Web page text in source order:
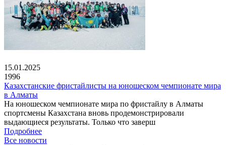
15.01.2025
1996
Казахстанские фристайлисты на юношеском чемпионате мира
в Алматы
На юношеском чемпионате мира по фристайлу в Алматы
спортсмены Казахстана вновь продемонстрировали
выдающиеся результаты. Только что заверш
Подробнее
Все новости